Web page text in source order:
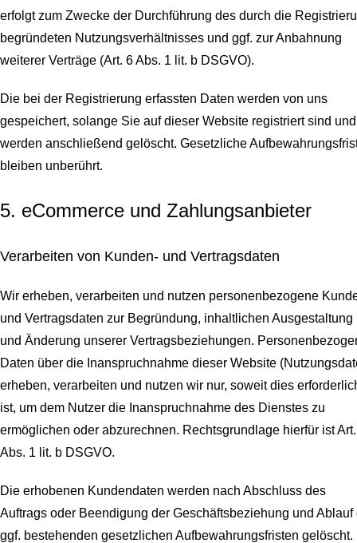
erfolgt zum Zwecke der Durchführung des durch die
begründeten Nutzungsverhältnisses und ggf. zur Anbahnung
weiterer Verträge (Art. 6 Abs. 1 lit. b DSGVO).
Die bei der Registrierung erfassten Daten werden von uns
gespeichert, solange Sie auf dieser Website registriert sind und
werden anschließend gelöscht. Gesetzliche
bleiben unberührt.
5. eCommerce und Zahlungs­anbieter
Verarbeiten von Kunden- und Vertragsdaten
Wir erheben, verarbeiten und nutzen personenbezogene
und Vertragsdaten zur Begründung, inhaltlichen Ausgestaltung
und Änderung unserer Vertragsbeziehungen.
Daten über die Inanspruchnahme dieser Website
erheben, verarbeiten und nutzen wir nur, soweit dies
ist, um dem Nutzer die Inanspruchnahme des Dienstes zu
ermöglichen oder abzurechnen. Rechtsgrundlage hierfür ist
Abs. 1 lit. b DSGVO.
Die erhobenen Kundendaten werden nach Abschluss des
Auftrags oder Beendigung der Geschäftsbeziehung und Ablauf
ggf. bestehenden gesetzlichen Aufbewahrungsfristen gelöscht.